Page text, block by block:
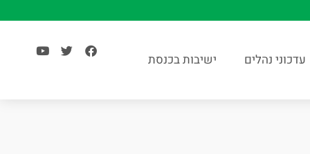
עדכוני נהלים ישיבות בכנסת